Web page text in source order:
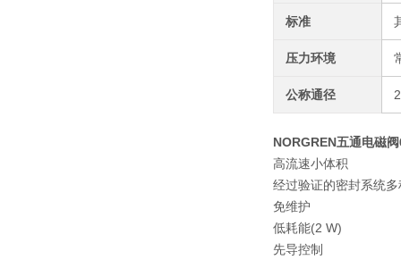
标准
压力环境
公称通径
NORGREN五通电磁
高流速小体积
经过验证的密封系统
免维护
低耗能(2 W)
先导控制